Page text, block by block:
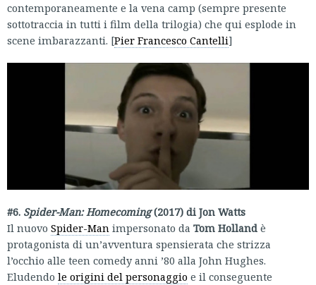
contemporaneamente e la vena camp (sempre presente
sottotraccia in tutti i film della trilogia) che qui esplode in
scene imbarazzanti. [Pier Francesco Cantelli]
#6. Spider-Man: Homecoming(2017) di Jon Watts
Il nuovo Spider-Man impersonato da Tom Holland è
protagonista di un’avventura spensierata che strizza
l’occhio alle teen comedy anni ’80 alla John Hughes.
Eludendo le origini del personaggio e il conseguente